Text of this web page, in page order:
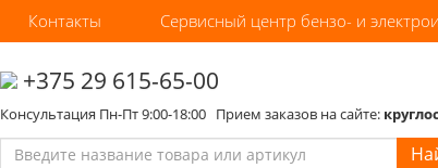
Контакты Сервисный центр бензо- и
‎+375 29 615-65-00
Консультация Пн-Пт 9:00-18:00 Прием заказов на сайте: